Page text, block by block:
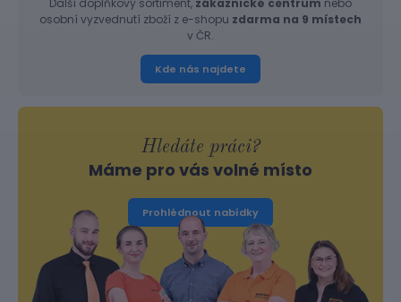
Další doplňkový sortiment, zákaznické centrum nebo
osobní vyzvednutí zboží z e-shopu zdarma na 9 místech
v ČR.
Kde nás najdete
Hledáte práci?
Máme pro vás volné místo
Prohlédnout nabídky